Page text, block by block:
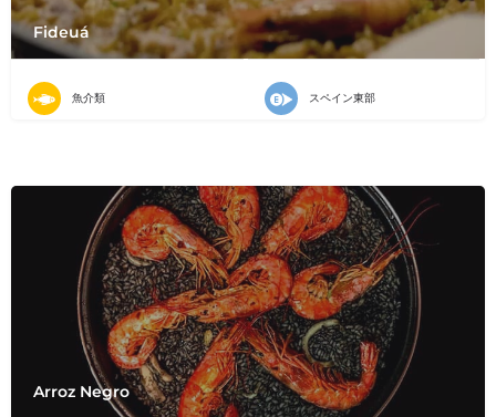
Fideuá
魚介類 スペイン東部
Arroz Negro